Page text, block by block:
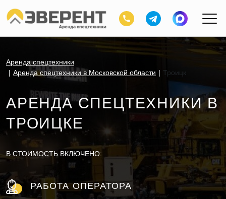
Аренда спецтехники
Аренда спецтехники в Московской области
Троицк
АРЕНДА СПЕЦТЕХНИКИ В
ТРОИЦКЕ
В СТОИМОСТЬ ВКЛЮЧЕНО:
РАБОТА ОПЕРАТОРА